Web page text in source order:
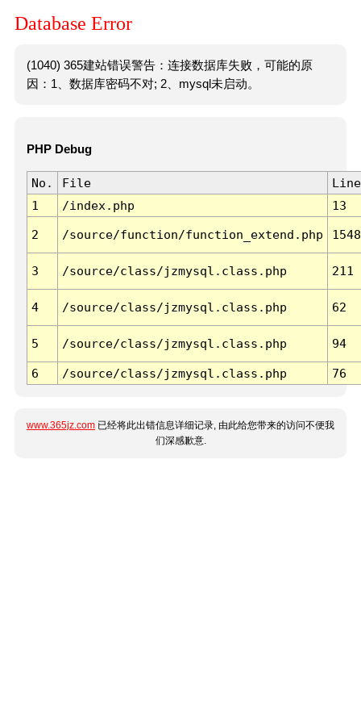
Database Error
(1040) 365建站错误警告：连接数据库失败，可能的原
因：1、数据库密码不对; 2、mysql未启动。
PHP Debug
No. File
Line
1
/index.php 13
2 /source/function/function_extend.php 1548
3 /source/class/jzmysql.class.php 211
4 /source/class/jzmysql.class.php 62
5 /source/class/jzmysql.class.php 94
6 /source/class/jzmysql.class.php 76
www.365jz.com 已经将此出错信息详细记录, 由此给您带来的访问不便我
们深感歉意.